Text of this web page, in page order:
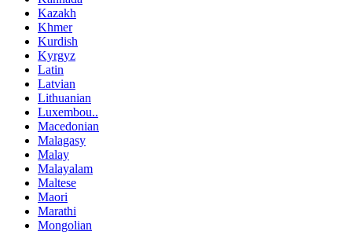
Kazakh
Khmer
Kurdish
Kyrgyz
Latin
Latvian
Lithuanian
Luxembou..
Macedonian
Malagasy
Malay
Malayalam
Maltese
Maori
Marathi
Mongolian